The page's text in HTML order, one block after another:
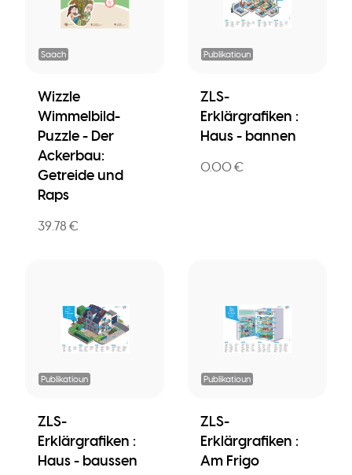
Saach
Wizzle
Wimmelbild-
Puzzle - Der
Ackerbau:
Getreide und
Raps
39.78 €
Publikatioun
ZLS-
Erklärgrafiken :
Haus - bannen
0.00 €
Publikatioun
ZLS-
Erklärgrafiken :
Haus - baussen
Publikatioun
ZLS-
Erklärgrafiken :
Am Frigo